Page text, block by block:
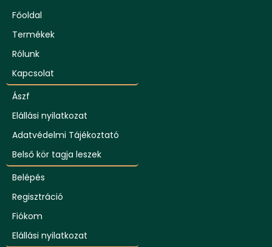
Főoldal
Termékek
Rólunk
Kapcsolat
Ászf
Elállási nyilatkozat
Adatvédelmi Tájékoztató
Belső kör tagja leszek
Belépés
Regisztráció
Fiókom
Elállási nyilatkozat